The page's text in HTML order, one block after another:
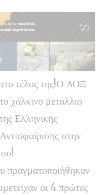
τέλος της!Ο ΑΟΞ
χάλκινο μετάλλιο
Ελληνικής
στην
πραγματοποιήθηκαν
οι 4 πρώτες